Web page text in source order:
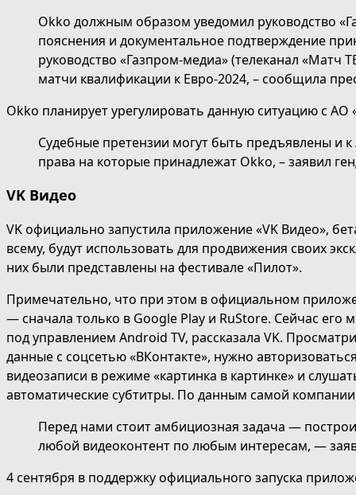
Okko должным образом уведомил руководство
пояснения и документальное подтверждение
руководство «Газпром-медиа» (телеканал
матчи квалификации к Евро-2024, – сообщила
Okko планирует урегулировать данную ситуацию с
Судебные претензии могут быть предъявлены и
права на которые принадлежат Okko, – заявил
VK Видео
VK официально запустила приложение «VK Видео»,
всему, будут использовать для продвижения своих
них были представлены на фестивале «Пилот».
Примечательно, что при этом в официальном
— сначала только в Google Play и RuStore. Сейчас его
под управлением Android TV, рассказала VK.
данные с соцсетью «ВКонтакте», нужно
видеозаписи в режиме «картинка в картинке» и
автоматические субтитры. По данным самой
Перед нами стоит амбициозная задача —
любой видеоконтент по любым интересам, —
4 сентября в поддержку официального запуска